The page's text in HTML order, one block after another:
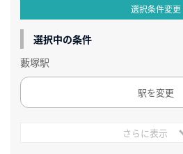
選択条件変更
選択中の条件
藪塚駅
駅を変更
さらに表示